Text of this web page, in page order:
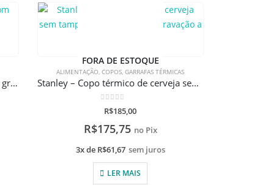
Pacco – Beer Cup Roxo 473ml com gravação a laser
FORA DE ESTOQUE
ALIMENTAÇÃO,COPOS,GARRAFAS TÉRMICAS
Stanley – Copo térmico de cerveja sem tampa Polar 473ml com gravação a laser
de 5
R$185,00
R$175,75 no Pix
3x de R$61,67 sem juros
LER MAIS